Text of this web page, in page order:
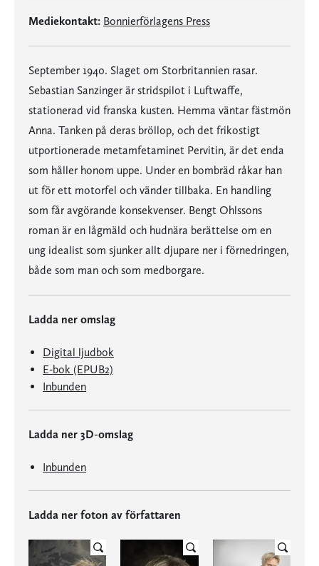
Mediekontakt: Bonnierförlagens Press
September 1940. Slaget om Storbritannien rasar.
Sebastian Sanzinger är stridspilot i Luftwaffe,
stationerad vid franska kusten. Hemma väntar fästmön
Anna. Tanken på deras bröllop, och det frikostigt
utportionerade metamfetaminet Pervitin, är det enda
som håller honom uppe. Under en bombräd råkar han
ut för ett motorfel och vänder tillbaka. En handling
som får avgörande konsekvenser. Bengt Ohlssons
roman är en lågmäld och hudnära berättelse om en
ung idealist som sjunker allt djupare ner i förnedringen,
både som man och som medborgare.
Ladda ner omslag
Digital ljudbok
E-bok (EPUB2)
Inbunden
Ladda ner 3D-omslag
Inbunden
Ladda ner foton av författaren